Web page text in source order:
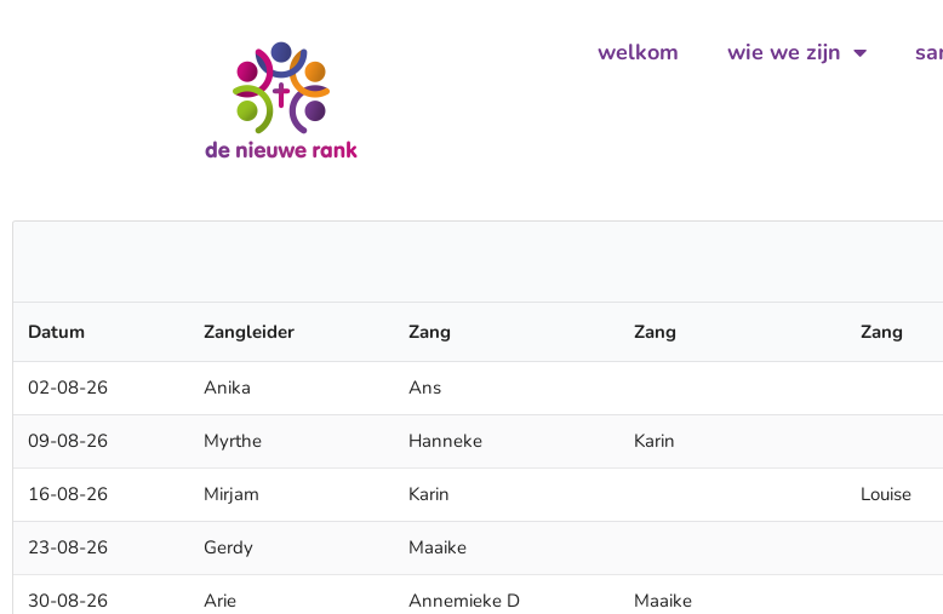
welkom wie we zijn
Datum Zangleider Zang Zang Zang
02-08-26 Anika Ans
09-08-26 Myrthe Hanneke Karin
16-08-26 Mirjam Karin Louise
23-08-26 Gerdy Maaike
30-08-26 Arie Annemieke D Maaike